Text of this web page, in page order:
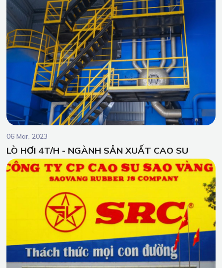
06 Mar, 2023
LÒ HƠI 4T/H - NGÀNH SẢN XUẤT CAO SU